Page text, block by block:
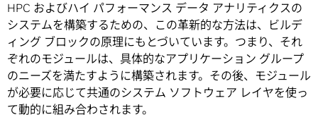
HPC およびハイ パフォーマンス データ アナリティクスの
システムを構築するための、この革新的な方法は、ビルデ
ィング ブロックの原理にもとづいています。つまり、それ
ぞれのモジュールは、具体的なアプリケーション グループ
のニーズを満たすように構築されます。その後、モジュール
が必要に応じて共通のシステム ソフトウェア レイヤを使っ
て動的に組み合わされます。